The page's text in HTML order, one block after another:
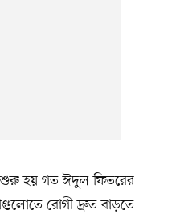
শুরু হয় গত ঈদুল ফিতরের
রোগী দ্রুত বাড়তে